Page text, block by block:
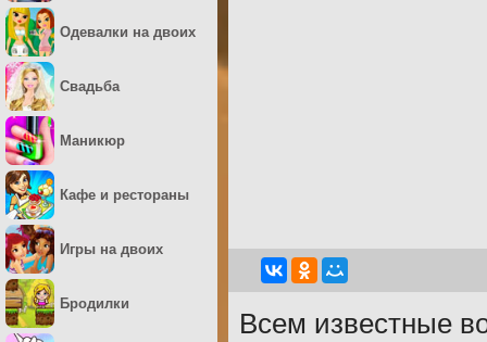
Всем известные
Одевалки на двоих
Свадьба
Маникюр
Кафе и рестораны
Игры на двоих
Бродилки